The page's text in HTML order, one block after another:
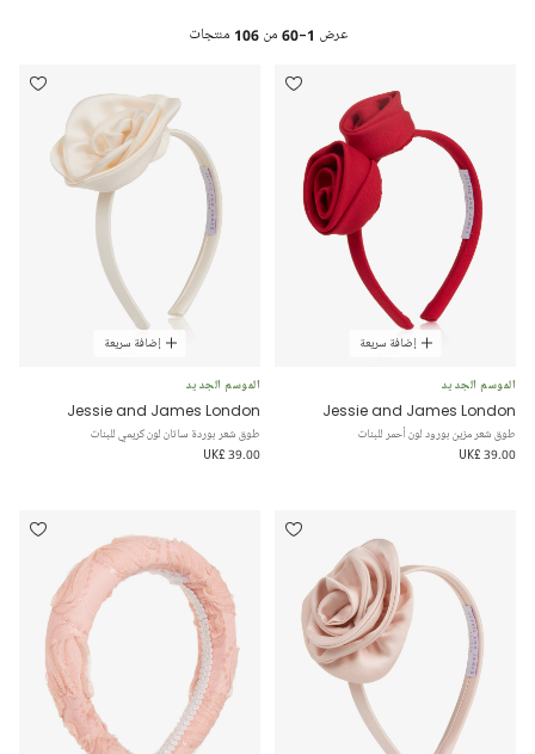
عرض 1-60 من106 منتجات
إضافة سريعة
الموسم الجديد
Jessie and James London
طوق شعر مزين بورود لون أحمر للبنات
UK£ 39.00
إضافة سريعة
الموسم الجديد
Jessie and James London
طوق شعر بوردة ساتان لون كريمي للبنات
UK£ 39.00